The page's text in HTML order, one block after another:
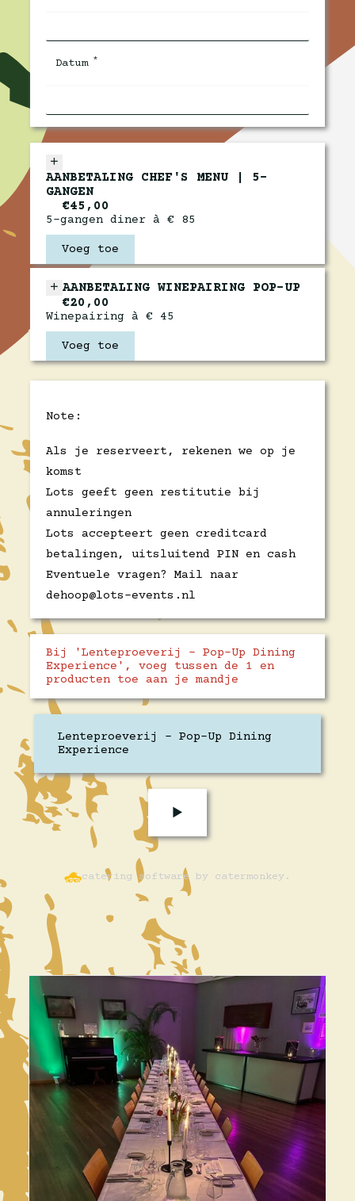
Datum*
AANBETALING CHEF'S MENU | 5-
GANGEN
5-gangen diner à € 85
€45,00
Voeg toe
AANBETALING WINEPAIRING POP-UP
Winepairing à € 45
€20,00
Voeg toe
Note:
Als je reserveert, rekenen we op je
komst
Lots geeft geen restitutie bij
annuleringen
Lots accepteert geen creditcard
betalingen, uitsluitend PIN en cash
Eventuele vragen? Mail naar
dehoop@lots-events.nl
Bij 'Lenteproeverij - Pop-Up Dining
Experience', voeg tussen de 1 en
producten toe aan je mandje
Lenteproeverij - Pop-Up Dining
Experience
►
catering software by catermonkey.